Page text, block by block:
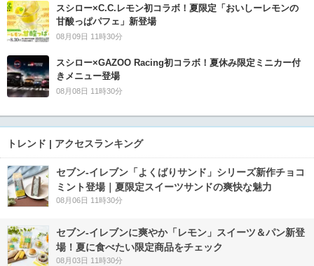
スシロー×C.C.レモン初コラボ！夏限定「おいしーレモンの
甘酸っぱパフェ」新登場
08月09日 11時30分
スシロー×GAZOO Racing初コラボ！夏休み限定ミニカー付
きメニュー登場
08月08日 11時30分
トレンド | アクセスランキング
セブン‐イレブン「よくばりサンド」シリーズ新作チョコ
ミント登場｜夏限定スイーツサンドの爽快な魅力
08月06日 11時30分
セブン‐イレブンに爽やか「レモン」スイーツ＆パン新登
場！夏に食べたい限定商品をチェック
08月03日 11時30分